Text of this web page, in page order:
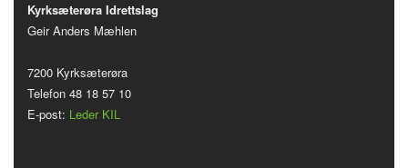
Kyrksæterøra Idrettslag
Geir Anders Mæhlen
7200 Kyrksæterøra
Telefon 48 18 57 10
E-post: Leder KIL